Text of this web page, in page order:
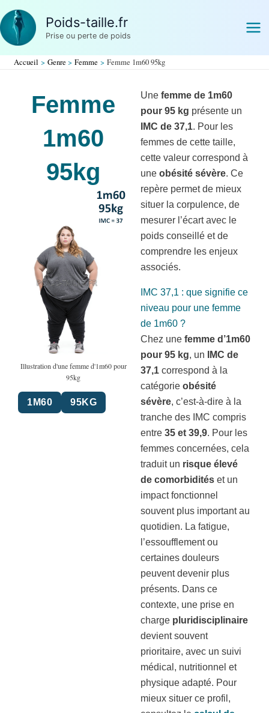
Aller
au
contenu
Poids-taille.fr
Prise ou perte de poids
Accueil Genre Femme Femme 1m60 95kg
Femme
1m60
95kg
Illustration d'une femme d'1m60 pour
95kg
1M60 95KG
Une femme de 1m60
pour 95 kg présente un
IMC de 37,1. Pour les
femmes de cette taille,
cette valeur correspond à
une obésité sévère. Ce
repère permet de mieux
situer la corpulence, de
mesurer l’écart avec le
poids conseillé et de
comprendre les enjeux
associés.
IMC 37,1 : que signifie ce
niveau pour une femme
de 1m60 ?
Chez une femme d’1m60
pour 95 kg, un
IMC de
37,1 correspond à la
catégorie obésité
sévère, c’est-à-dire à la
tranche des IMC compris
entre 35 et 39,9. Pour les
femmes concernées, cela
traduit un risque élevé
de comorbidités et un
impact fonctionnel
souvent plus important au
quotidien. La fatigue,
l’essoufflement ou
certaines douleurs
peuvent devenir plus
présents. Dans ce
contexte, une prise en
charge pluridisciplinaire
devient souvent
prioritaire, avec un suivi
médical, nutritionnel et
physique adapté. Pour
mieux situer ce profil,